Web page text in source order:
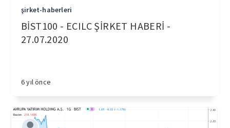
şirket-haberleri
BİST100 - ECILC ŞİRKET HABERİ -
27.07.2020
6 yıl önce